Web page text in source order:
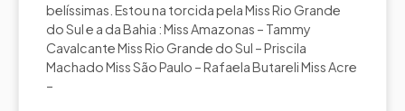
belíssimas. Estou na torcida pela Miss Rio Grande
do Sul e a da Bahia : Miss Amazonas – Tammy
Cavalcante Miss Rio Grande do Sul – Priscila
Machado Miss São Paulo – Rafaela Butareli Miss Acre
–